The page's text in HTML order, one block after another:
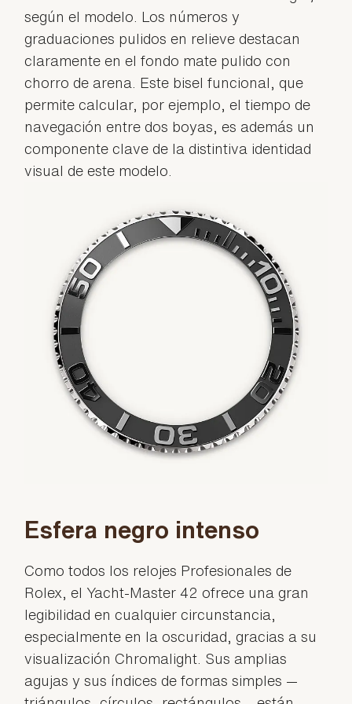
según el modelo. Los números y
graduaciones pulidos en relieve destacan
claramente en el fondo mate pulido con
chorro de arena. Este bisel funcional, que
permite calcular, por ejemplo, el tiempo de
navegación entre dos boyas, es además un
componente clave de la distintiva identidad
visual de este modelo.
Esfera negro intenso
Como todos los relojes Profesionales de
Rolex, el Yacht-Master 42 ofrece una gran
legibilidad en cualquier circunstancia,
especialmente en la oscuridad, gracias a su
visualización Chromalight. Sus amplias
agujas y sus índices de formas simples —